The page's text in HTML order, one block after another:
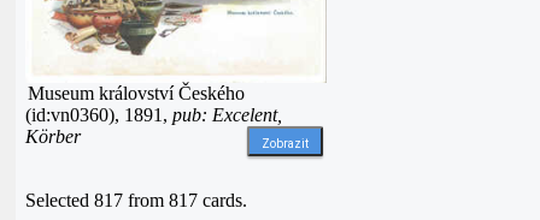
Museum království Českého
(id:vn0360), 1891, pub: Excelent,
Körber
Zobrazit
Selected 817 from 817 cards.